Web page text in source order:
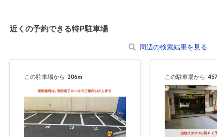
近くの予約できる特P駐車場
周辺の検索結果を見る
この駐車場から 206m この駐車場から